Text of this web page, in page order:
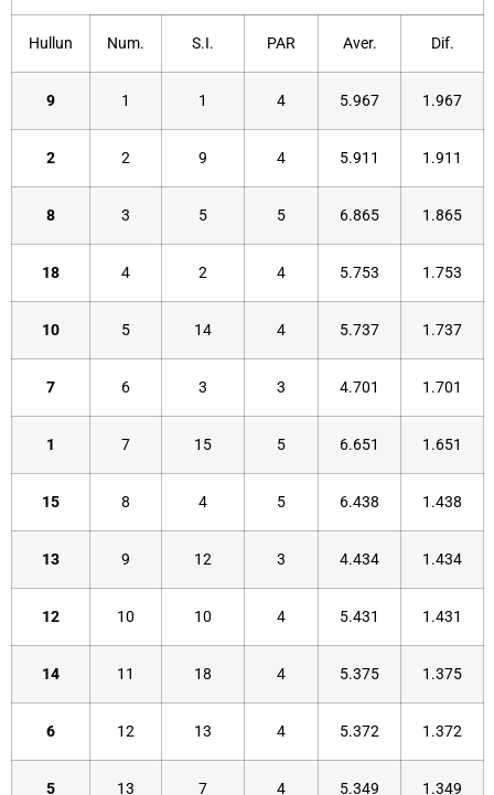
Hullun Num. S.I. PAR Aver. Dif.
9 1 1 4 5.967 1.967
2 2 9 4 5.911 1.911
8 3 5 5 6.865 1.865
18 4 2 4 5.753 1.753
10 5 14 4 5.737 1.737
7 6 3 3 4.701 1.701
1 7 15 5 6.651 1.651
15 8 4 5 6.438 1.438
13 9 12 3 4.434 1.434
12 10 10 4 5.431 1.431
14 11 18 4 5.375 1.375
6 12 13 4 5.372 1.372
5 13 7 4 5.349 1.349